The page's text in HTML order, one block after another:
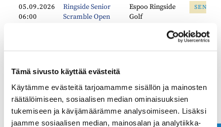
Tämä sivusto käyttää evästeitä
Käytämme evästeitä tarjoamamme sisällön ja mainosten
räätälöimiseen, sosiaalisen median ominaisuuksien
tukemiseen ja kävijämäärämme analysoimiseen. Lisäksi
jaamme sosiaalisen median, mainosalan ja analytiikka-
05.09.2026
06:00
Ringside Senior
Scramble Open
Espoo Ringside
Golf
Espoo Ringside
LADYT
10.09.2026
Ringside Junior
14.09.2026
06:00
Senioreiden kisa -
syyskuu
Espoo Ringside
Golf